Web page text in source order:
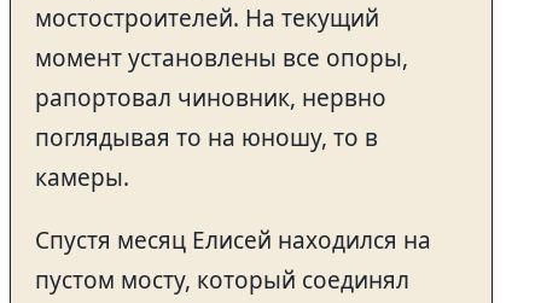
мостостроителей. На текущий
момент установлены все опоры,
рапортовал чиновник, нервно
поглядывая то на юношу, то в
камеры.
Спустя месяц Елисей находился на
пустом мосту, который соединял